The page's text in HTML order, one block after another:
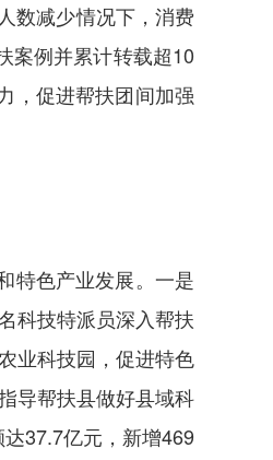
数减少情况下，消费
案例并累计转载超10
，促进帮扶团间加强
特色产业发展。一是
科技特派员深入帮扶
业科技园，促进特色
导帮扶县做好县域科
37.7亿元，新增469